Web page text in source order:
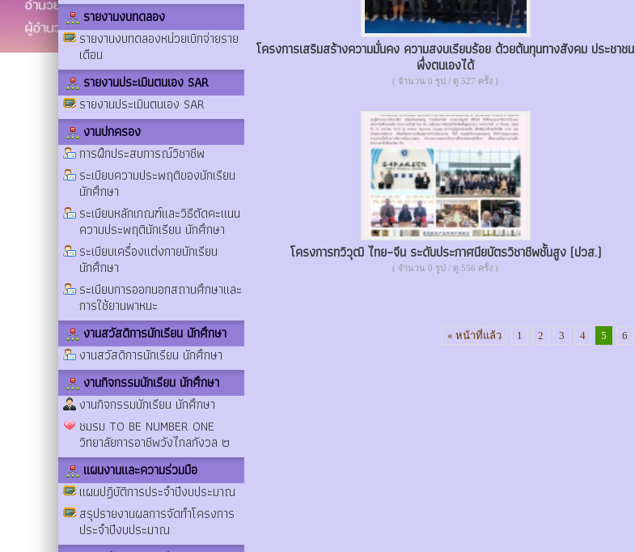
รายงานงบทดลอง
รายงานงบทดลองหน่วยเบิกจ่ายราย
เดือน
รายงานประเมินตนเอง SAR
รายงานประเมินตนเอง SAR
งานปกครอง
การฝึกประสบการณ์วิชาชีพ
ระเบียบความประพฤติของนักเรียน
นักศึกษา
ระเบียบหลักเกณฑ์และวิธีตัดคะแนน
ความประพฤตินักเรียน นักศึกษา
ระเบียบเครื่องแต่งกายนักเรียน
นักศึกษา
ระเบียบการออกนอกสถานศึกษาและ
การใช้ยานพาหนะ
งานสวัสดิการนักเรียน นักศึกษา
งานสวัสดิการนักเรียน นักศึกษา
งานกิจกรรมนักเรียน นักศึกษา
งานกิจกรรมนักเรียน นักศึกษา
ชมรม TO BE NUMBER ONE
วิทยาลัยการอาชีพวังไกลกังวล ๒
แผนงานและความร่วมมือ
แผนปฏิบัติการประจำปีงบประมาณ
สรุปรายงานผลการจัดทำโครงการ
ประจำปีงบประมาณ
« หน้าที่แล้ว 1 2 3 4 5 6
โครงการเสริมสร้างความมั่นคง ความสงบเรียบร้อย ด้วยต้นทุนทางสังคม ประชาชน
พึ่งตนเองได้
( จำนวน 0 รูป / ดู 527 ครั้ง )
โครงการทวิวุฒิ ไทย–จีน ระดับประกาศนียบัตรวิชาชีพชั้นสูง (ปวส.)
( จำนวน 0 รูป / ดู 556 ครั้ง )